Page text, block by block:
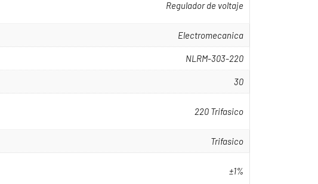
Regulador de voltaje
Electromecanica
NLRM-303-220
30
220 Trifasico
Trifasico
±1%